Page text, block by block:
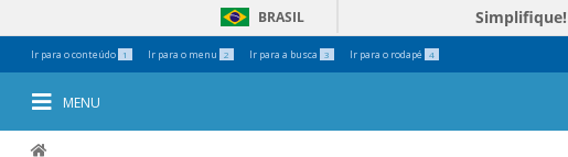
Ir para o conteúdo 1 Ir para o menu 2 Ir para a busca 3 Ir para o rodapé 4
BRASIL Simplifique!
MENU